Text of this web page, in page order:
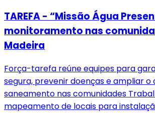
TAREFA - “Missão Água
monitoramento nas
Madeira
Força-tarefa reúne equipes para
segura, prevenir doenças e ampliar o
saneamento nas comunidades
mapeamento de locais para